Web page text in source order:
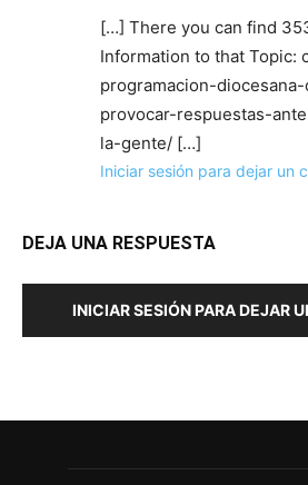
[…] There you can find
Information to that Topic:
programacion-
provocar-respuestas-
la-gente/ […]
Iniciar sesión para dejar un
DEJA UNA RESPUESTA
INICIAR SESIÓN PARA DEJAR